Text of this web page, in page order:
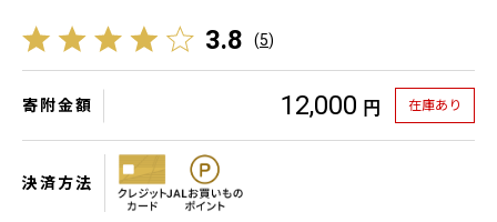
3.8 (5)
寄附金額 12,000 円 在庫あり
決済方法